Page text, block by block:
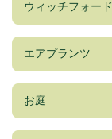
ウィッチフォード
エアプランツ
お庭